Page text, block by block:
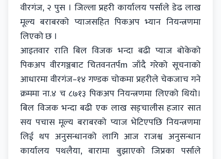
वीरगंज, २ पुस । जिल्ला प्रहरी कार्यालय पर्साले डेढ लाख
मूल्य बराबरको प्याजसहित पिकअप भ्यान नियन्त्रणमा
लिएको छ ।
आइतवार राति बिल विजक भन्दा बढी प्याज बोकेको
पिकअप वीरगञ्जबाट चितवनतर्पm जाँदै गरेको सूचनाको
आधारमा वीरगंज–१४ गण्डक चोकमा प्रहरीले चेकजाच गने
क्रममा ना.४ च ८७१३ पिकअप नियन्त्रणमा लिएको थियो।
बिल विजक भन्दा बढी एक लाख सड्चालीस हजार सात
सय पचास मूल्य बराबरको प्याज भेटिएपछि नियन्त्रणमा
लिई थप अनुसन्धानको लागि आज राजश्व अनुसन्धान
कार्यालय पथलैया, बारामा बुझाएको जिप्रका पर्साले